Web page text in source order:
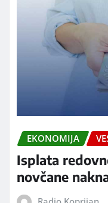
EKONOMIJA
Isplata
novčane